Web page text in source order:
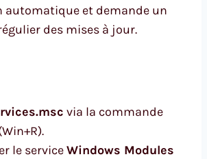
automatique et demande un
des mises à jour.
via la commande
le serviceWindows Modules